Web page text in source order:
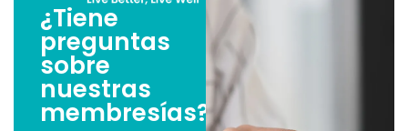
¿Tiene
preguntas
sobre
nuestras
membresías?